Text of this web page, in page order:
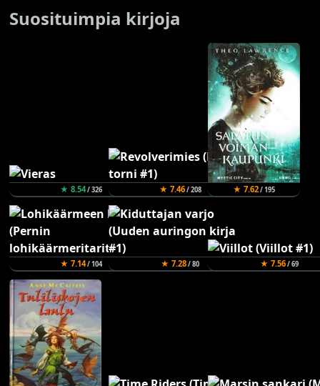
Suosituimpia kirjoja
★ 8.54/ 326 ★ 7.46/ 208 ★ 7.62/ 195
★ 7.14/ 104 ★ 7.28/ 80 ★ 7.56/ 69